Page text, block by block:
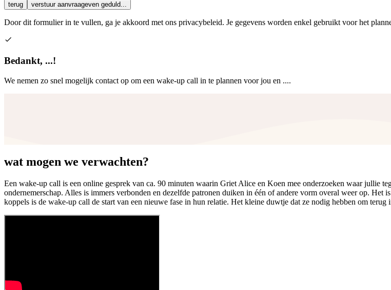
terug verstuur aanvraageven geduld...
Door dit formulier in te vullen, ga je akkoord met ons privacybeleid. Je gegevens worden enkel gebruikt voor het
Bedankt, ...!
We nemen zo snel mogelijk contact op om een wake-up call in te plannen voor jou en ....
wat mogen we verwachten?
Een wake-up call is een online gesprek van ca. 90 minuten waarin Griet Alice en Koen mee onderzoeken waar jullie
ondernemerschap. Alles is immers verbonden en dezelfde patronen duiken in één of andere vorm overal weer op. Het
koppels is de wake-up call de start van een nieuwe fase in hun relatie. Het kleine duwtje dat ze nodig hebben om